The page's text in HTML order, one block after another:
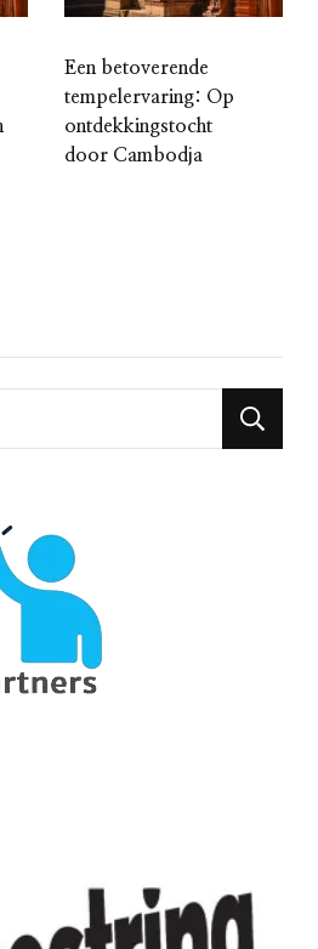
Een betoverende
tempelervaring: Op
ontdekkingstocht
door Cambodja